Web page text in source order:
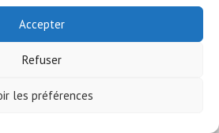
Accepter
Refuser
les préférences